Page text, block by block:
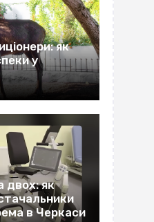
як
у
двох: як
в Черкаси